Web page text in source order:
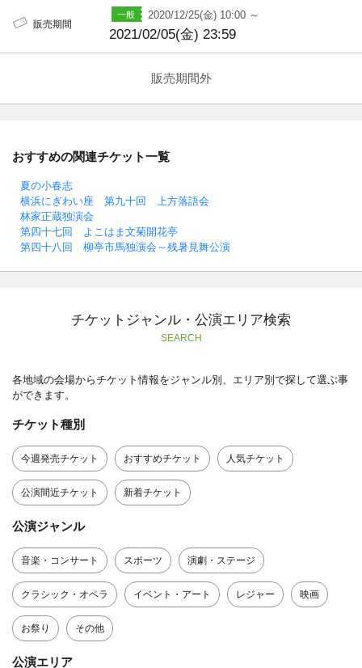
販売期間
2020/12/25(金) 10:00 ～
2021/02/05(金) 23:59
販売期間外
おすすめの関連チケット一覧
夏の小春志
横浜にぎわい座 第九十回 上方落語会
林家正蔵独演会
第四十七回 よこはま文菊開花亭
第四十八回 柳亭市馬独演会～残暑見舞公演
チケットジャンル・公演エリア検索
SEARCH
各地域の会場からチケット情報をジャンル別、エリア別で探して選ぶ事
ができます。
チケット種別
今週発売チケット おすすめチケット 人気チケット
公演間近チケット 新着チケット
公演ジャンル
音楽・コンサート スポーツ 演劇・ステージ
クラシック・オペラ イベント・アート レジャー 映画
お祭り その他
公演エリア